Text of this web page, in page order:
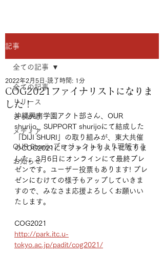
記事
全ての記事
リリース
きっかけ
メディア
OUR Shurijoプロジェクトをより理解する
お知らせ
全ての記事
COG2021ファイナリストになりま
した！
2022年2月5日 読了時間: 1分
沖縄興南学園アクト部さん、OUR
shurijo、SUPPORT shurijoにて結成した
「DIJI SHURI」の取り組みが、東大共催
のCOG2021にてファイナリストになりま
した。3月6日にオンラインにて最終プレ
ゼンです。ユーザー投票もあります! プレ
ゼンにむけての様子もアップしていきま
すので、みなさま応援よろしくお願いい
たします。
COG2021
http://park.itc.u-
tokyo.ac.jp/padit/cog2021/